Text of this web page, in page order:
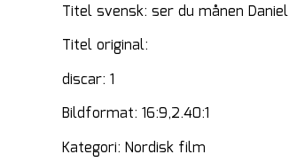
Titel svensk: ser du månen Daniel
Titel original:
discar: 1
Bildformat: 16:9,2.40:1
Kategori: Nordisk film